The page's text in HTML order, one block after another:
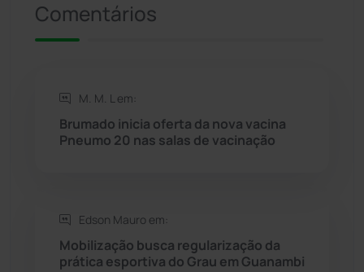
Rio do Antônio
Seabra (51)
Comentários
M. M. L em:
Brumado inicia oferta da nova vacina
Pneumo 20 nas salas de vacinação
Edson Mauro em:
Mobilização busca regularização da
prática esportiva do Grau em Guanambi